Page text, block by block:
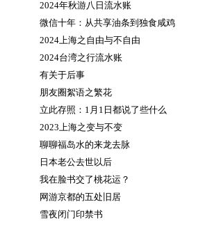
2024年秋游八日流水账
微信十年：从共享油条到独食咸鸡
2024上海之自由与不自由
2024台湾之行流水账
有关于后事
朋友圈絮语之繁花
立此存照：1月1日都说了些什么
2023上海之变与不变
聊聊福岛水的来龙去脉
日本老公去世以后
我在脸书交了桃花运？
网游京都的五处旧居
雪夜闭门印禁书